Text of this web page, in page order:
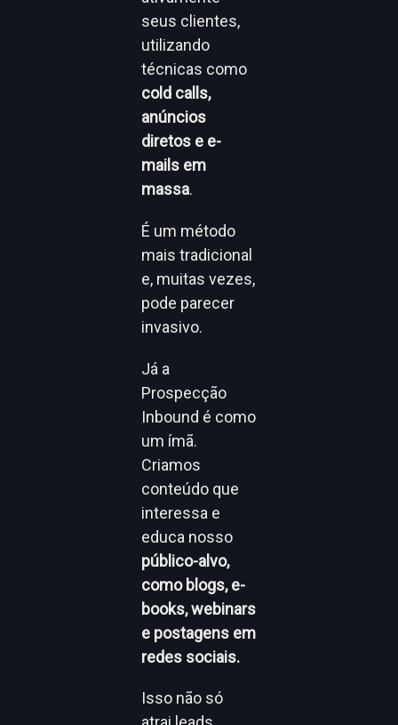
seus clientes,
utilizando
técnicas como
cold calls,
anúncios
diretos e e-
mails em
massa.
É um método
mais tradicional
e, muitas vezes,
pode parecer
invasivo.
Já a
Prospecção
Inbound é como
um ímã.
Criamos
conteúdo que
interessa e
educa nosso
público-alvo,
como blogs, e-
books, webinars
e postagens em
redes sociais.
Isso não só